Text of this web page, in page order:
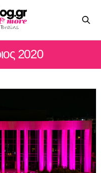
2020